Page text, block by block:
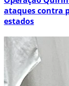
ataques contra
estados